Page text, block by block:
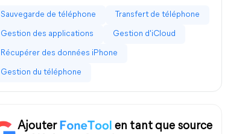
Sauvegarde de téléphone Transfert de téléphone
Gestion des applications Gestion d'iCloud
Récupérer des données iPhone
Gestion du téléphone
Ajouter
en tant que source